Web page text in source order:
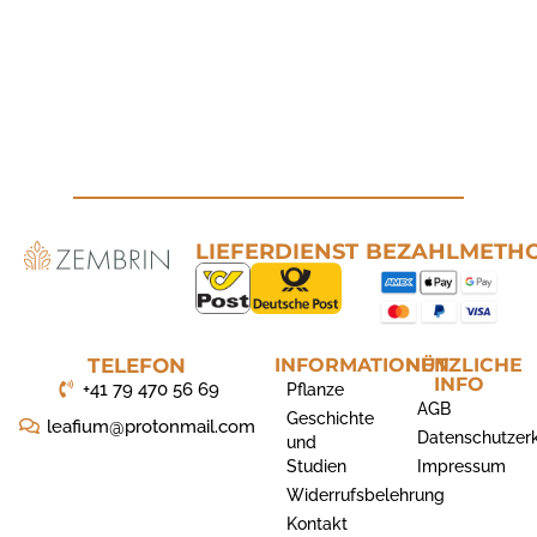
LIEFERDIENST
INFORMATIONEN
Pflanze
Geschichte
und
Studien
Widerrufsbelehrung
Kontakt
TELEFON
+41 79 470 56 69
leafium@protonmail.com
NÜTZLICHE
INFO
AGB
Impressum